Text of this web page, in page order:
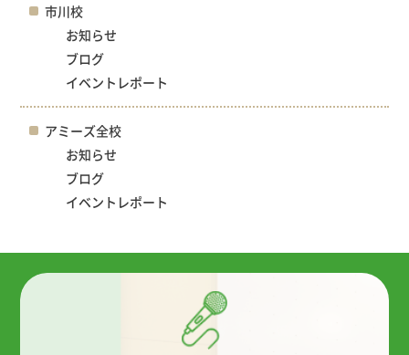
市川校
お知らせ
ブログ
イベントレポート
アミーズ全校
お知らせ
ブログ
イベントレポート